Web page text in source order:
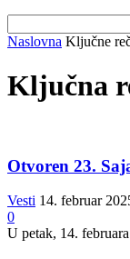
Naslovna Ključne
Ključna
Otvoren 23.
Vesti 14. februar
0
U petak, 14.